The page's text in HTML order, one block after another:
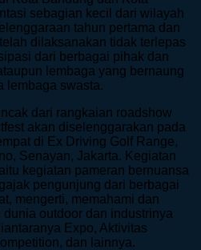
sebagian kecil dari wilayah
tahun pertama dan
dilaksanakan tidak terlepas
dari berbagai pihak dan
lembaga yang bernaung
lembaga swasta.
dari rangkaian roadshow
akan diselenggarakan pada
di Ex Driving Golf Range,
Senayan, Jakarta. Kegiatan
kegiatan pameran bernuansa
pengunjung dari berbagai
mengerti, memahami dan
outdoor dan industrinya
Expo, Aktivitas
dan lainnya.